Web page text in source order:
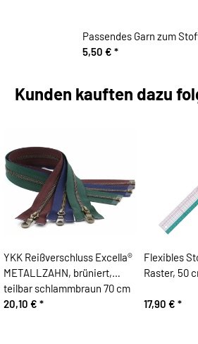
Passendes Garn zum
5,50 € *
Kunden kauften dazu
YKK Reißverschluss Excella®
METALLZAHN, brüniert,
teilbar schlammbraun 70 cm
20,10 € *
Flexibles
Raster, 50
17,90 € *